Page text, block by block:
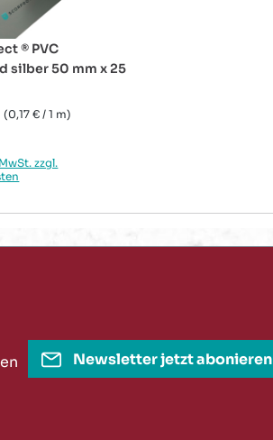
® PVC
silber 50 mm x 25
(0,17 € / 1 m)
Preis:
zzgl.
Newsletter jetzt abonieren